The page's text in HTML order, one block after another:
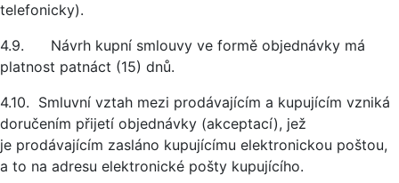
telefonicky).
4.9. Návrh kupní smlouvy ve formě objednávky má
platnost patnáct (15) dnů.
4.10. Smluvní vztah mezi prodávajícím a kupujícím vzniká
doručením přijetí objednávky (akceptací), jež
je prodávajícím zasláno kupujícímu elektronickou poštou,
a to na adresu elektronické pošty kupujícího.